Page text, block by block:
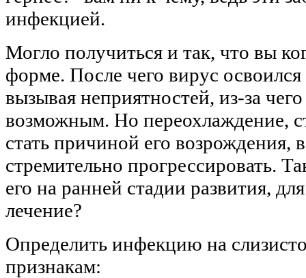
инфекцией.
Могло получиться и так, что вы
форме. После чего вирус
вызывая неприятностей, из-за
возможным. Но переохлаждение,
стать причиной его возрождения,
стремительно прогрессировать.
его на ранней стадии развития,
лечение?
Определить инфекцию на
признакам: